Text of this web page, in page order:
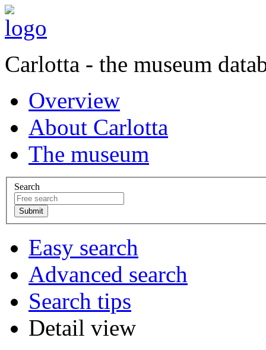
Carlotta - the museum
Overview
About Carlotta
The museum
Search
Easy search
Advanced search
Search tips
Detail view